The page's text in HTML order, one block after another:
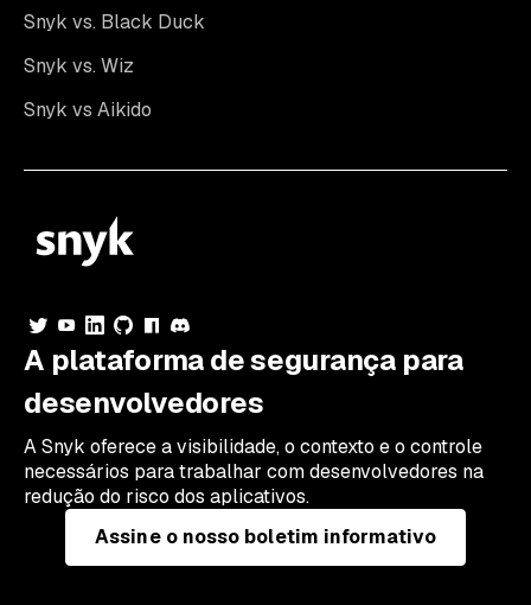
Snyk vs. Black Duck
Snyk vs. Wiz
Snyk vs Aikido
A plataforma de segurança para
desenvolvedores
A Snyk oferece a visibilidade, o contexto e o controle
necessários para trabalhar com desenvolvedores na
redução do risco dos aplicativos.
Assine o nosso boletim informativo